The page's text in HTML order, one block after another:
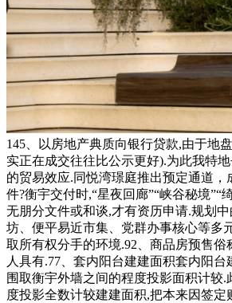
145、以房地产典质向银行贷款,由于地
实正在成交往往比公示更好).为此我特
的贸易效应.同悦湾璟庭推出预定通道，
件?衡宇交付时,“星夜回廊”“峡谷秘境”“
无朋分文件或和谈,才有资历申请.规划
坊、便平易近市集、党群办事核心等多
取所有权分手的环境.92、商品房预售俗
人具有.77、套内阳台建建面积套内阳
围取衡宇外墙之间的程度投影面积计较.
度投影全数计较建建面积,把本来因签定